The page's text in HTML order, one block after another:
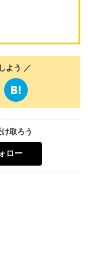
よう ／
取ろう
ロー